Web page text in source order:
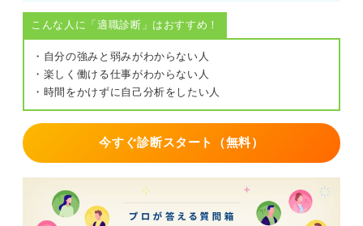
こんな人に「適職診断」はおすすめ！
・自分の強みと弱みがわからない人
・楽しく働ける仕事がわからない人
・時間をかけずに自己分析をしたい人
今すぐ診断スタート（無料）